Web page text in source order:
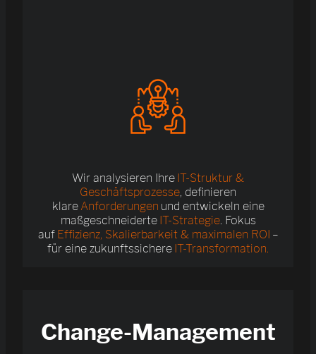
Wir analysieren Ihre IT-Struktur &
Geschäftsprozesse, definieren
klare Anforderungen und entwickeln eine
maßgeschneiderte IT-Strategie. Fokus
auf Effizienz, Skalierbarkeit & maximalen ROI –
für eine zukunftssichere IT-Transformation.
Change-Management